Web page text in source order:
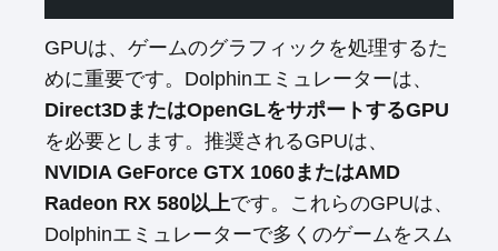
GPUは、ゲームのグラフィックを処理するた
めに重要です。Dolphinエミュレーターは、
Direct3DまたはOpenGLをサポートするGPU
を必要とします。推奨されるGPUは、
NVIDIA GeForce GTX 1060またはAMD
Radeon RX 580以上です。これらのGPUは、
Dolphinエミュレーターで多くのゲームをスム